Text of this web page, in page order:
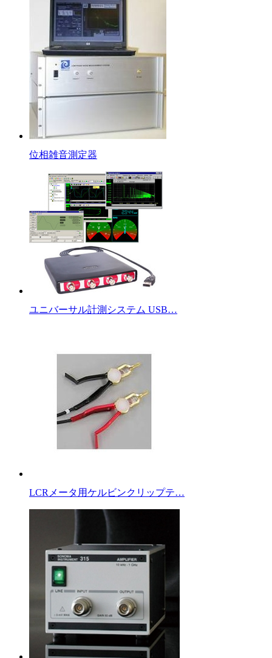
位相雑音測定器
ユニバーサル計測システム USB…
LCRメータ用ケルビンクリップテ…